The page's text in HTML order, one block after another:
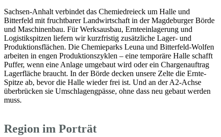
Sachsen-Anhalt verbindet das Chemiedreieck um Halle und
Bitterfeld mit fruchtbarer Landwirtschaft in der Magdeburger Börde
und Maschinenbau. Für Werksausbau, Ernteeinlagerung und
Logistikspitzen liefern wir kurzfristig zusätzliche Lager- und
Produktionsflächen. Die Chemieparks Leuna und Bitterfeld-Wolfen
arbeiten in engen Produktionszyklen – eine temporäre Halle schafft
Puffer, wenn eine Anlage umgebaut wird oder ein Chargenauftrag
Lagerfläche braucht. In der Börde decken unsere Zelte die Ernte-
Spitze ab, bevor die Halle wieder frei ist. Und an der A2-Achse
überbrücken sie Umschlagengpässe, ohne dass neu gebaut werden
muss.
Region im Porträt